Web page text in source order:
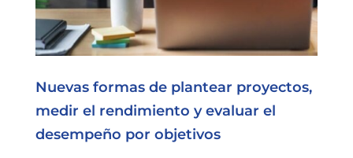
Nuevas formas de plantear proyectos,
medir el rendimiento y evaluar el
desempeño por objetivos